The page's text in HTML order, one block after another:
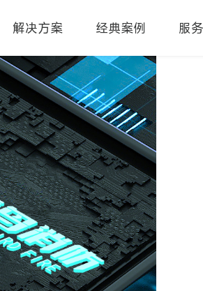
解决方案 经典案例 服